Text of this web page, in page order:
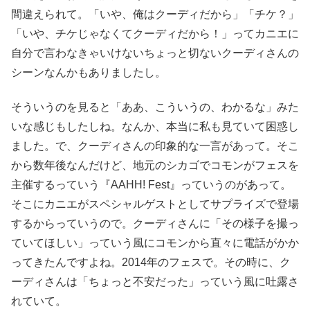
間違えられて。「いや、俺はクーディだから」「チケ？」
「いや、チケじゃなくてクーディだから！」ってカニエに
自分で言わなきゃいけないちょっと切ないクーディさんの
シーンなんかもありましたし。
そういうのを見ると「ああ、こういうの、わかるな」みた
いな感じもしたしね。なんか、本当に私も見ていて困惑し
ました。で、クーディさんの印象的な一言があって。そこ
から数年後なんだけど、地元のシカゴでコモンがフェスを
主催するっていう『AAHH! Fest』っていうのがあって。
そこにカニエがスペシャルゲストとしてサプライズで登場
するからっていうので。クーディさんに「その様子を撮っ
ていてほしい」っていう風にコモンから直々に電話がかか
ってきたんですよね。2014年のフェスで。その時に、ク
ーディさんは「ちょっと不安だった」っていう風に吐露さ
れていて。